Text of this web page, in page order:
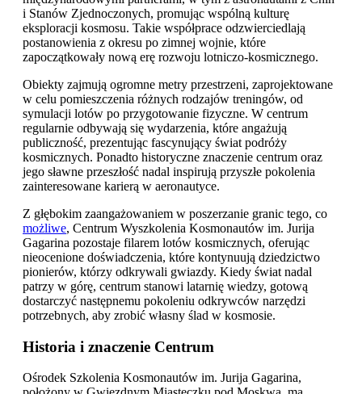
i Stanów Zjednoczonych, promując wspólną kulturę
eksploracji kosmosu. Takie współprace odzwierciedlają
postanowienia z okresu po zimnej wojnie, które
zapoczątkowały nową erę rozwoju lotniczo-kosmicznego.
Obiekty zajmują ogromne metry przestrzeni, zaprojektowane
w celu pomieszczenia różnych rodzajów treningów, od
symulacji lotów po przygotowanie fizyczne. W centrum
regularnie odbywają się wydarzenia, które angażują
publiczność, prezentując fascynujący świat podróży
kosmicznych. Ponadto historyczne znaczenie centrum oraz
jego sławne przeszłość nadal inspirują przyszłe pokolenia
zainteresowane karierą w aeronautyce.
Z głębokim zaangażowaniem w poszerzanie granic tego, co
możliwe, Centrum Wyszkolenia Kosmonautów im. Jurija
Gagarina pozostaje filarem lotów kosmicznych, oferując
nieocenione doświadczenia, które kontynuują dziedzictwo
pionierów, którzy odkrywali gwiazdy. Kiedy świat nadal
patrzy w górę, centrum stanowi latarnię wiedzy, gotową
dostarczyć następnemu pokoleniu odkrywców narzędzi
potrzebnych, aby zrobić własny ślad w kosmosie.
Historia i znaczenie Centrum
Ośrodek Szkolenia Kosmonautów im. Jurija Gagarina,